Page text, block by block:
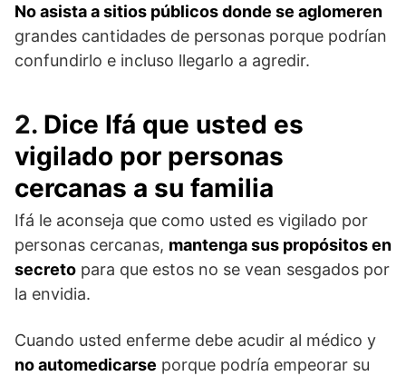
No asista a sitios públicos donde se aglomeren
grandes cantidades de personas porque podrían
confundirlo e incluso llegarlo a agredir.
2. Dice Ifá que usted es
vigilado por personas
cercanas a su familia
Ifá le aconseja que como usted es vigilado por
personas cercanas, mantenga sus propósitos en
secreto para que estos no se vean sesgados por
la envidia.
Cuando usted enferme debe acudir al médico y
no automedicarse porque podría empeorar su